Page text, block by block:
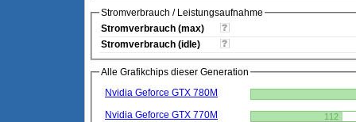
Stromverbrauch / Leistungsaufnahme
Stromverbrauch (max)
Stromverbrauch (idle)
Alle Grafikchips dieser Generation
Nvidia Geforce GTX 780M
Nvidia Geforce GTX 770M
112